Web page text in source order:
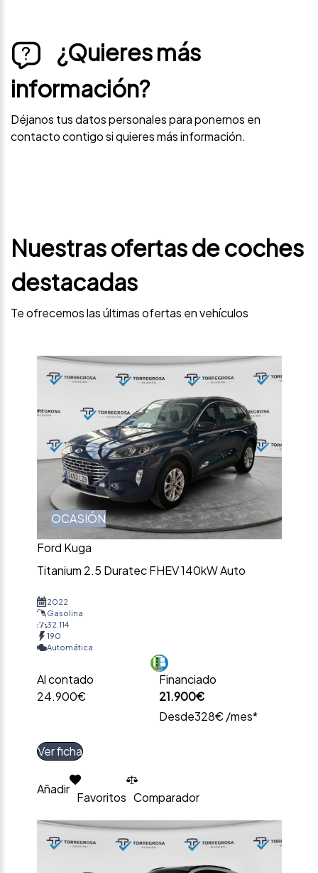
¿Quieres más
información?
Déjanos tus datos personales para ponernos en
contacto contigo si quieres más información.
Nuestras ofertas de coches
destacadas
Te ofrecemos las últimas ofertas en vehículos
OCASIÓN
Ford Kuga
Titanium 2.5 Duratec FHEV 140kW Auto
2022
Gasolina
32.114
190
Automática
Al contado
24.900€
Financiado
21.900€
Desde328€ /mes*
Ver ficha
Añadir
Favoritos Comparador